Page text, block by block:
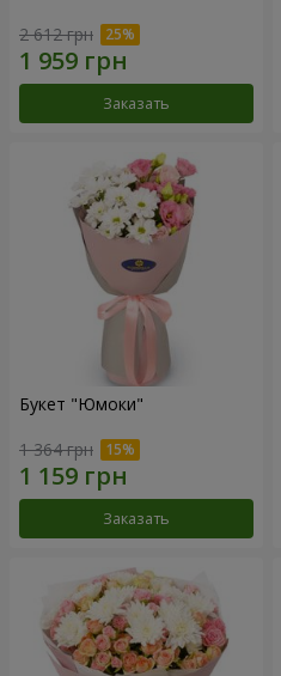
2 612 грн
Заказать
Букет "Юмоки"
1 364 грн
Заказать